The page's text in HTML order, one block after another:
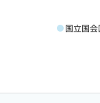
国立国